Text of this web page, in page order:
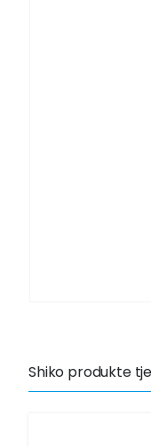
Shiko produkte